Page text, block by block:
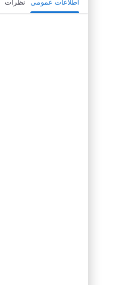
اطلاعات عمومی نظرات